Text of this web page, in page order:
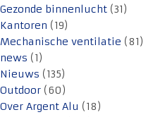
Gezonde binnenlucht (31)
Kantoren (19)
Mechanische ventilatie (81)
news (1)
Nieuws (135)
Outdoor (60)
Over Argent Alu (18)